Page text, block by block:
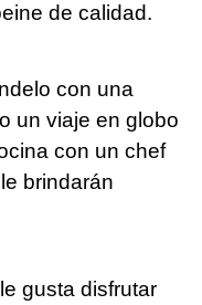
de calidad.
con una
un viaje en globo
con un chef
brindarán
gusta disfrutar